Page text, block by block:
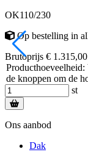
OK110/230
Op bestelling in
Brutoprijs €
de knoppen om de
st
Ons aanbod
Dak